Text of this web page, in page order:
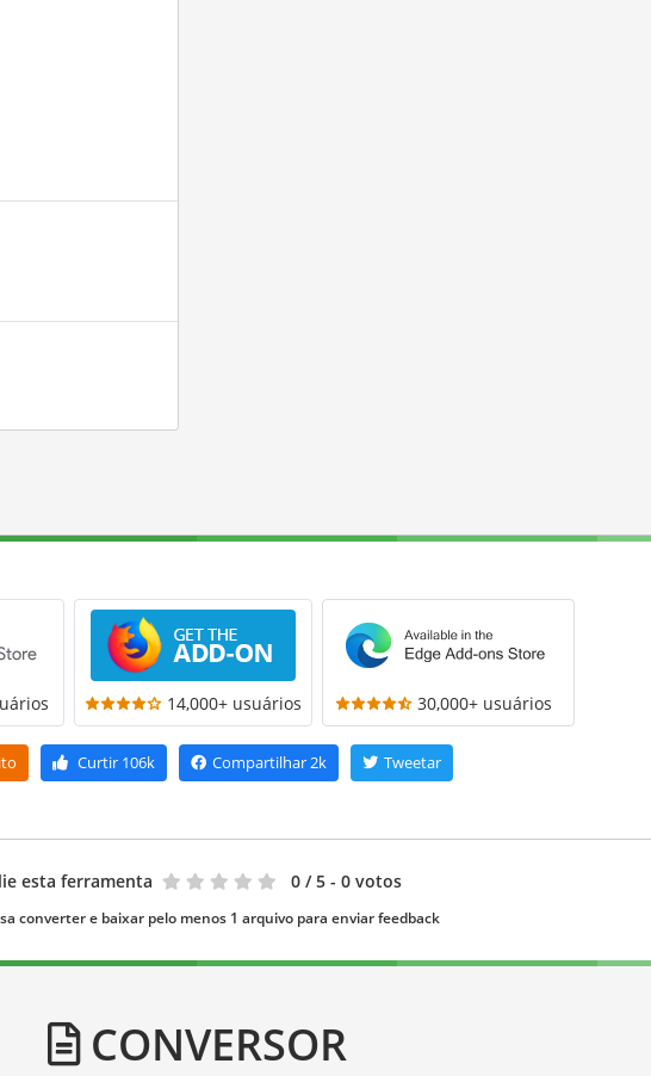
14,000+ usuários 30,000+ usuários
Curtir106k Compartilhar2k Tweetar
esta ferramenta 0 / 5 - 0 votos
converter e baixar pelo menos 1 arquivo para enviar feedback
CONVERSOR